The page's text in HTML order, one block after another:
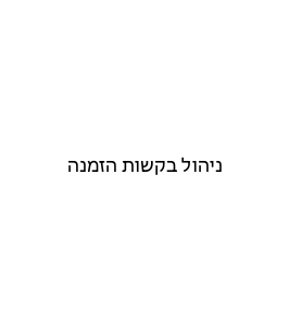
ניהול בקשות הזמנה